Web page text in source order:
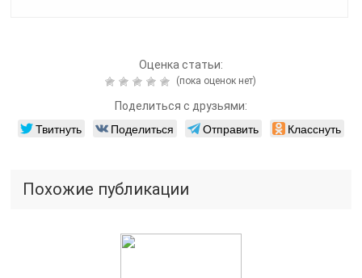
Оценка статьи:
(пока оценок нет)
Поделиться с друзьями:
Твитнуть Поделиться Отправить Класснуть
Похожие публикации